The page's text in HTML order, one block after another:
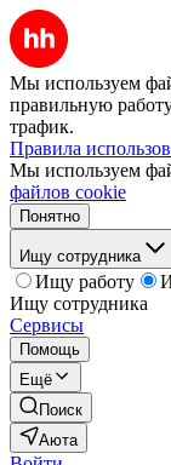
Мы используем
правильную
трафик.
Правила
Мы используем
файлов cookie
Понятно
Ищу сотрудника
Ищу работу
Ищу сотрудника
Сервисы
Помощь
Ещё
Поиск
Аюта